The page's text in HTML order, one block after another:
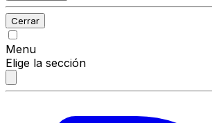
Cerrar
Menu
Elige la sección